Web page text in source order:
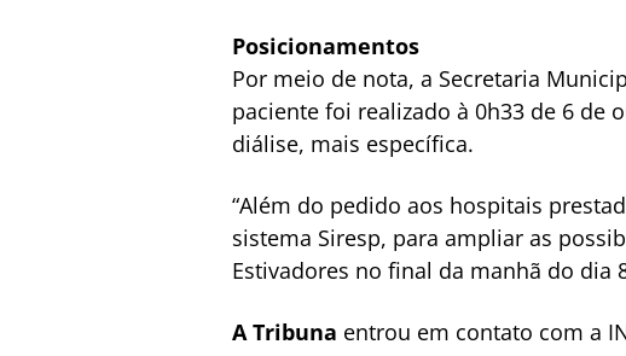
Posicionamentos
Por meio de nota, a Secretaria
paciente foi realizado à 0h33 de 6 de
diálise, mais específica.
“Além do pedido aos hospitais
sistema Siresp, para ampliar as
Estivadores no final da manhã do dia
A Tribuna entrou em contato com a